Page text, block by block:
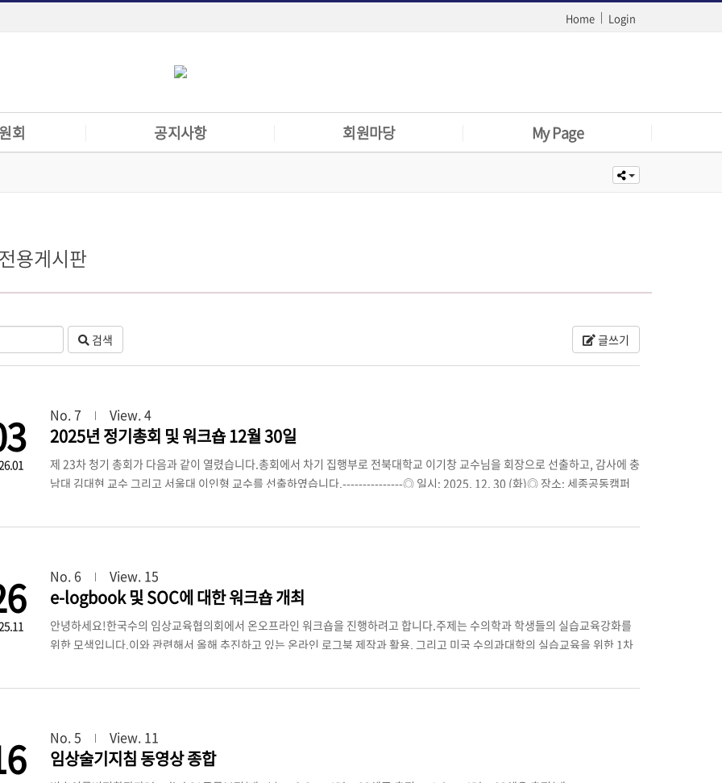
Home | Login
회
회
공지사항 회원마당 My Page
용게시판
검색 글쓰기
No. 7 View. 4
2025년 정기총회 및 워크숍 12월 30일
제 23차 청기 총회가 다음과 같이 열렸습니다.총회에서 차기 집행부로 전북대학교 이기창 교수님을 회장으로 선출하고, 감사에 충
남대 김대현 교수 그리고 서울대 이인형 교수를 선출하였습니다.---------------◎ 일시: 2025. 12. 30 (화)◎ 장소: 세종공동캠퍼
서강문 교수)4) 미국 AVMA 재인증 과정의 핵심 이벤트 (서울대 이인형 교수)5) 국내형 수의 LLM을 위한 핵심 EMR 구성요소 (충
북대 나기정 교수)
No. 6 View. 15
e-logbook 및 SOC에 대한 워크숍 개최
안녕하세요!한국수의 임상교육협의회에서 온오프라인 워크숍을 진행하려고 합니다.주제는 수의학과 학생들의 실습교육강화를
위한 모색입니다.이와 관련해서 올해 추진하고 있는 온라인 로그북 제작과 활용, 그리고 미국 수의과대학의 실습교육을 위한 1차
하시면서 피드백을 하시면 좋겠습니다.2. 한국수의임상교육협의회관련 …----
No. 5 View. 11
임상술기지침 동영상 종합